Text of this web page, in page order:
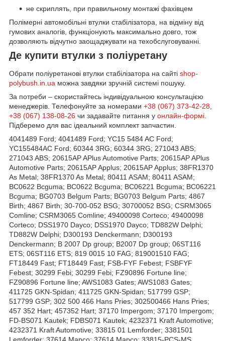
не скриплять, при правильному монтажі фахівцем
Полімерні автомобільні втулки стабілізатора, на відміну від
гумових аналогів, функціонують максимально довго, тож
дозволяють відчутно заощаджувати на техобслуговуванні.
Де купити втулки з поліуретану
Обрати поліуретанові втулки стабілізатора на сайті shop-
polybush.in.ua можна завдяки зручній системі пошуку.
За потреби – скористайтесь індивідуальною консультацією
менеджерів. Телефонуйте за номерами +38 (067) 373-42-28
+38 (067) 138-08-26 чи задавайте питання у онлайн-формі
Підберемо для вас ідеальний комплект запчастин.
4041489 Ford; 4041489 Ford; YC15 5484 AC Ford;
YC155484AC Ford; 60344 3RG; 60344 3RG; 271043 ABS;
271043 ABS; 20615AP APlus Automotive Parts; 20615AP APlus
Automotive Parts; 20615AP Applus; 20615AP Applus; 38FR1370
As Metal; 38FR1370 As Metal; 80411 ASAM; 80411 ASAM;
BC0622 Bcguma; BC0622 Bcguma; BC06221 Bcguma; BC06221
Bcguma; BG0703 Belgum Parts; BG0703 Belgum Parts; 4867
Birth; 4867 Birth; 30-700-052 BSG; 30700052 BSG; CSRM3065
Comline; CSRM3065 Comline; 49400098 Corteco; 49400098
Corteco; DSS1970 Dayco; DSS1970 Dayco; TD882W Delphi;
TD882W Delphi; D300193 Denckermann; D300193
Denckermann; B 2007 Dp group; B2007 Dp group; 06ST116
ETS; 06ST116 ETS; 819 0015 10 FAG; 819001510 FAG;
FT18449 Fast; FT18449 Fast; FSB-FYF Febest; FSBFYF
Febest; 30299 Febi; 30299 Febi; FZ90896 Fortune line;
FZ90896 Fortune line; AWS1083 Gates; AWS1083 Gates;
411725 GKN-Spidan; 411725 GKN-Spidan; 517799 GSP;
517799 GSP; 302 500 466 Hans Pries; 302500466 Hans Pries;
457 352 Hart; 457352 Hart; 37170 Impergom; 37170 Impergom;
FD-BS071 Kautek; FDBS071 Kautek; 4232371 Kraft Automotive;
4232371 Kraft Automotive; 33815 01 Lemforder; 3381501